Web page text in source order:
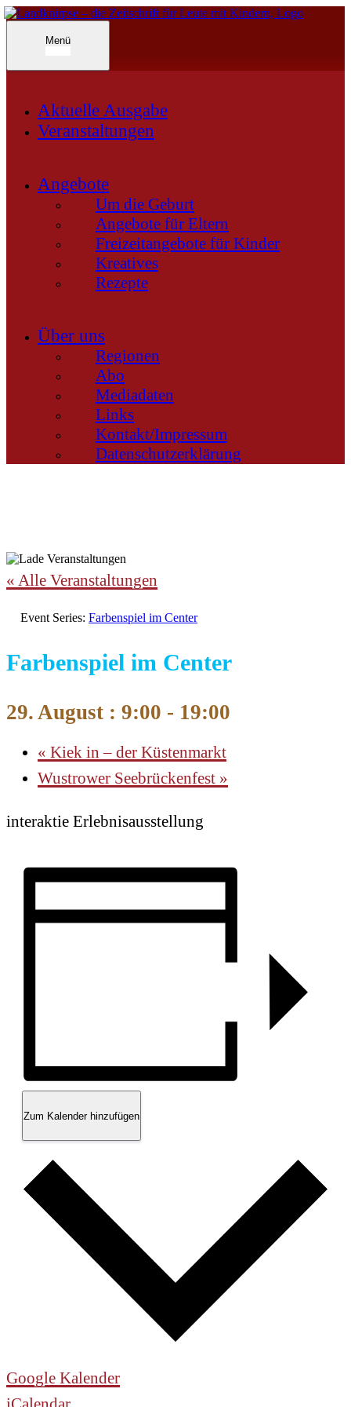
Inhalte
überspringen
Menü
Aktuelle Ausgabe
Veranstaltungen
Angebote
Um die Geburt
Angebote für Eltern
Freizeitangebote für Kinder
Kreatives
Rezepte
Über uns
Regionen
Abo
Mediadaten
Links
Kontakt/Impressum
Datenschutzerklärung
« Alle Veranstaltungen
Event Series: Farbenspiel im Center
Farbenspiel im Center
29. August : 9:00 - 19:00
« Kiek in – der Küstenmarkt
Wustrower Seebrückenfest »
interaktie Erlebnisausstellung
Zum Kalender hinzufügen
Google Kalender